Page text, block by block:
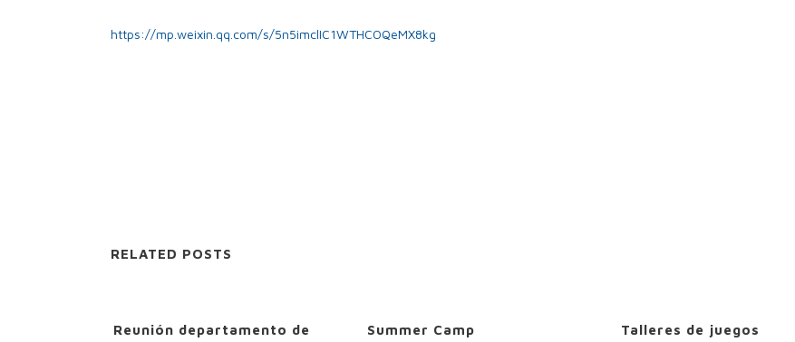
https://mp.weixin.qq.com/s/5n5imclIC1WTHCOQeMX8kg
RELATED POSTS
Reunión departamento de
Summer Camp
Talleres de juegos